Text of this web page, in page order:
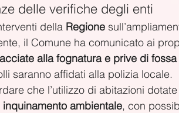
delle verifiche degli enti
della Regione
il Comune ha comunicato ai
alla fognatura e prive di
saranno affidati alla polizia locale.
che l’utilizzo di abitazioni
inquinamento ambientale, con